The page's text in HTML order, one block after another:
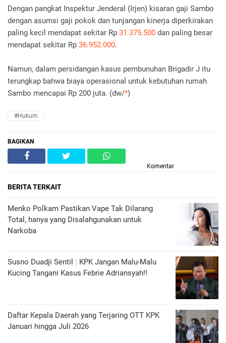
Dengan pangkat Inspektur Jenderal (Irjen) kisaran gaji Sambo
dengan asumsi gaji pokok dan tunjangan kinerja diperkirakan
paling kecil mendapat sekitar Rp 31.375.500 dan paling besar
mendapat sekitar Rp 36.952.000.
Namun, dalam persidangan kasus pembunuhan Brigadir J itu
terungkap bahwa biaya operasional untuk kebutuhan rumah
Sambo mencapai Rp 200 juta. (dw/*)
#Hukum
BAGIKAN
Komentar
BERITA TERKAIT
Menko Polkam Pastikan Vape Tak Dilarang
Total, hanya yang Disalahgunakan untuk
Narkoba
Susno Duadji Sentil : KPK Jangan Malu-Malu
Kucing Tangani Kasus Febrie Adriansyah!!
Daftar Kepala Daerah yang Terjaring OTT KPK
Januari hingga Juli 2026